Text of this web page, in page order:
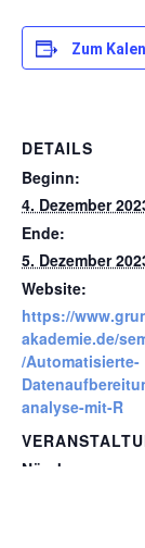
Zum
DETAILS
Beginn:
4. Dezember
Ende:
5. Dezember
Website:
https://
akademie.de/
/Automatisierte-
analyse-mit-R
Nürnberg